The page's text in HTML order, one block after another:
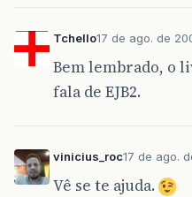
Tchello17 de ago. de
Bem lembrado, o
fala de EJB2.
vinicius_roc17 de ago.
Vê se te ajuda.